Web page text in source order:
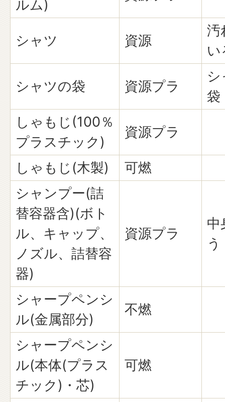
ルム)
シャツ 資源
汚
い
シャツの袋 資源プラ
袋
しゃもじ(100％
プラスチック)
資源プラ
しゃもじ(木製)
可燃
シャンプー(詰
替容器含)(ボト
ル、キャップ、
ノズル、詰替容
器)
資源プラ
中
う
シャープペンシ
ル(金属部分)
不燃
シャープペンシ
ル(本体(プラス
チック)・芯)
可燃